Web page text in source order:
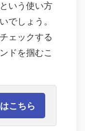
いう使い方
でしょう。
ェックする
ドを掴むこ
こちら